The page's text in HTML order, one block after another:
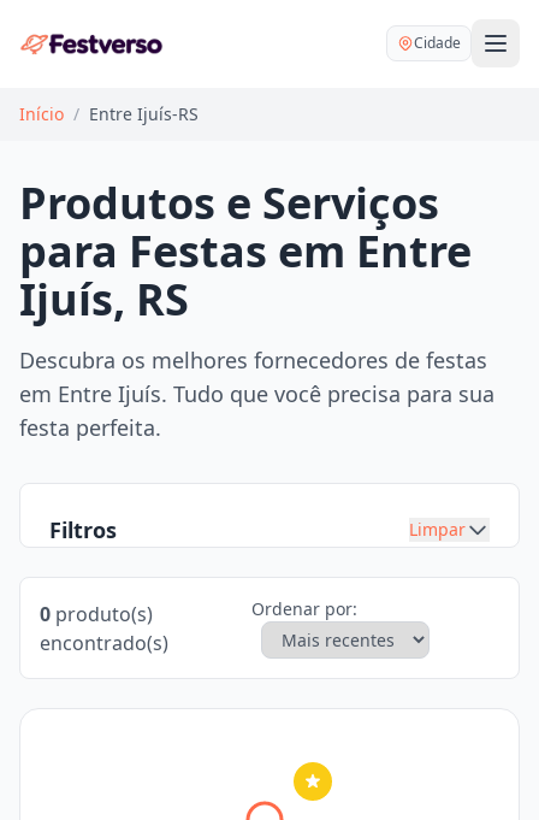
Cidade
Balões delivery
Decoração personalizada
Pegue e Monte
Festa na mesa
Mesas e cadeiras
Buffet
DJ
Início / Entre Ijuís-RS
Produtos e Serviços
para Festas em Entre
Ijuís, RS
Descubra os melhores fornecedores de festas
em Entre Ijuís. Tudo que você precisa para sua
festa perfeita.
Filtros Limpar
0 produto(s)
encontrado(s)
Ordenar por: